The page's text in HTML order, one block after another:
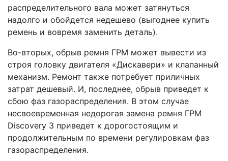
распределительного вала может затянуться
надолго и обойдется недешево (выгоднее купить
ремень и вовремя заменить деталь).
Во-вторых, обрыв ремня ГРМ может вывести из
строя головку двигателя «Дискавери» и клапанный
механизм. Ремонт также потребует приличных
затрат дешевый. И, последнее, обрыв приведет к
сбою фаз газораспределения. В этом случае
несвоевременная недорогая замена ремня ГРМ
Discovery 3 приведет к дорогостоящим и
продолжительным по времени регулировкам фаз
газораспределения.